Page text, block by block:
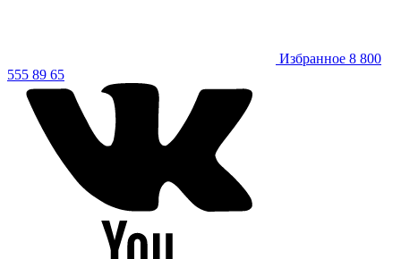
Избранное 8 800
555 89 65